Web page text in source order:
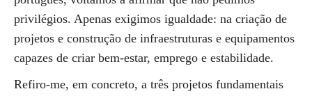
privilégios. Apenas exigimos igualdade: na criação de
projetos e construção de infraestruturas e equipamentos
capazes de criar bem-estar, emprego e estabilidade.
Refiro-me, em concreto, a três projetos fundamentais